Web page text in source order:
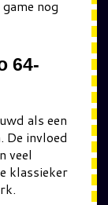
nog
64-
als een
De invloed
veel
klassieker